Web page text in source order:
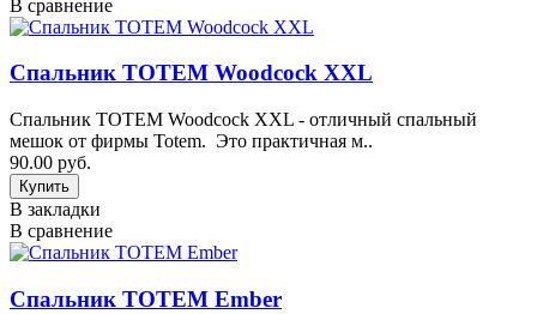
В сравнение
Спальник TOTEM Woodcock XXL
Спальник TOTEM Woodcock XXL - отличный спальный
мешок от фирмы Totem. Это практичная м..
90.00 руб.
В закладки
В сравнение
Спальник TOTEM Ember